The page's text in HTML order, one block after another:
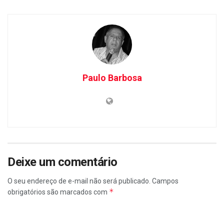
Paulo Barbosa
Deixe um comentário
O seu endereço de e-mail não será publicado. Campos
obrigatórios são marcados com *